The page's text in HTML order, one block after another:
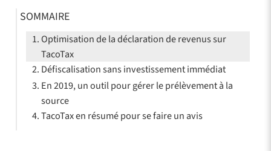
SOMMAIRE
Optimisation de la déclaration de revenus sur
TacoTax
Défiscalisation sans investissement immédiat
En 2019, un outil pour gérer le prélèvement à la
source
TacoTax en résumé pour se faire un avis